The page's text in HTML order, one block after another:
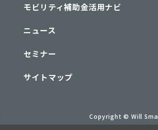
モビリティ補助金活用ナビ
ニュース
セミナー
サイトマップ
Copyright © Will